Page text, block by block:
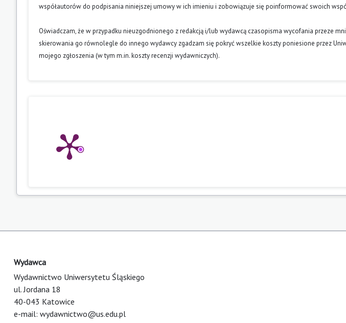
współautorów do podpisania niniejszej umowy w ich imieniu i zobowiązuje się poinformować swoich
Oświadczam, że w przypadku nieuzgodnionego z redakcją i/lub wydawcą czasopisma wycofania przeze
skierowania go równolegle do innego wydawcy zgadzam się pokryć wszelkie koszty poniesione przez
mojego zgłoszenia (w tym m.in. koszty recenzji wydawniczych).
Wydawca
Wydawnictwo Uniwersytetu Śląskiego
ul. Jordana 18
40-043 Katowice
e-mail: wydawnictwo@us.edu.pl